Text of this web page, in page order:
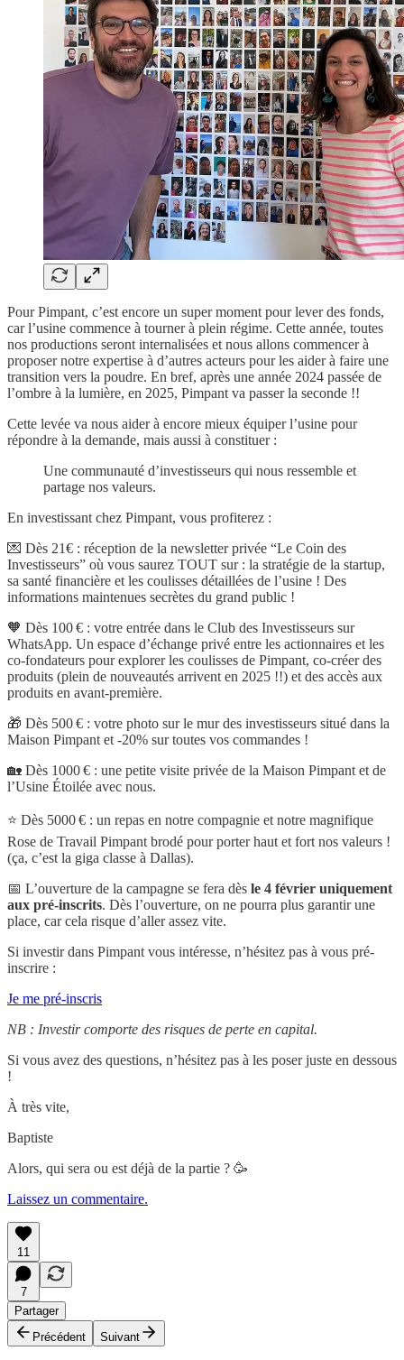
Pour Pimpant, c’est encore un super moment pour lever des fonds,
car l’usine commence à tourner à plein régime. Cette année, toutes
nos productions seront internalisées et nous allons commencer à
proposer notre expertise à d’autres acteurs pour les aider à faire une
transition vers la poudre. En bref, après une année 2024 passée de
l’ombre à la lumière, en 2025, Pimpant va passer la seconde !!
Cette levée va nous aider à encore mieux équiper l’usine pour
répondre à la demande, mais aussi à constituer :
Une communauté d’investisseurs qui nous ressemble et
partage nos valeurs.
En investissant chez Pimpant, vous profiterez :
💌 Dès 21€ : réception de la newsletter privée “Le Coin des
Investisseurs” où vous saurez TOUT sur : la stratégie de la startup,
sa santé financière et les coulisses détaillées de l’usine ! Des
informations maintenues secrètes du grand public !
🧡 Dès 100 € : votre entrée dans le Club des Investisseurs sur
WhatsApp. Un espace d’échange privé entre les actionnaires et les
co-fondateurs pour explorer les coulisses de Pimpant, co-créer des
produits (plein de nouveautés arrivent en 2025 !!) et des accès aux
produits en avant-première.
🎁 Dès 500 € : votre photo sur le mur des investisseurs situé dans la
Maison Pimpant et -20% sur toutes vos commandes !
🏡 Dès 1000 € : une petite visite privée de la Maison Pimpant et de
l’Usine Étoilée avec nous.
⭐️ Dès 5000 € : un repas en notre compagnie et notre magnifique
Rose de Travail Pimpant brodé pour porter haut et fort nos valeurs !
(ça, c’est la giga classe à Dallas).
📅 L’ouverture de la campagne se fera dès le 4 février uniquement
aux pré-inscrits. Dès l’ouverture, on ne pourra plus garantir une
place, car cela risque d’aller assez vite.
Si investir dans Pimpant vous intéresse, n’hésitez pas à vous pré-
inscrire :
Je me pré-inscris
NB : Investir comporte des risques de perte en capital.
Si vous avez des questions, n’hésitez pas à les poser juste en dessous
!
À très vite,
Baptiste
Alors, qui sera ou est déjà de la partie ? 🥳
Laissez un commentaire.
11
7
Partager
Précédent
Suivant